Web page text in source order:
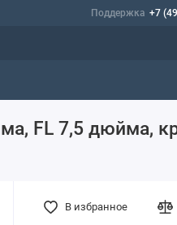
Поддержка +7
FL 7,5 дюйма,
В избранное